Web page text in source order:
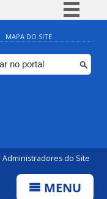
Simplifique!
Comunica BR
Participe
MAPA DO SITE
Administradores do Site
MENU